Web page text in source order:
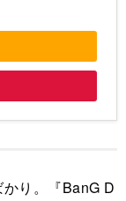
り。『BanG D